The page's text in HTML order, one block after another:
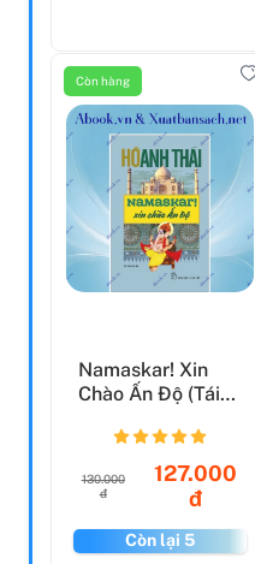
Còn hàng
Namaskar! Xin
Chào Ấn Độ (Tái
130.000
đ
127.000
đ
Còn lại 5